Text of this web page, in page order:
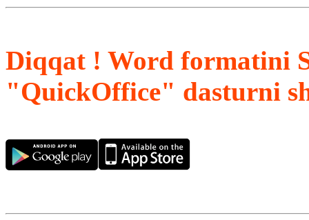
Diqqat ! Word formatini
"QuickOffice" dasturni